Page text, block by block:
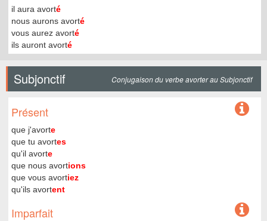
il aura avorté
nous aurons avorté
vous aurez avorté
ils auront avorté
Subjonctif Conjugaison du verbe avorter au Subjonctif
Présent
que j'avorte
que tu avortes
qu'il avorte
que nous avortions
que vous avortiez
qu'ils avortent
Imparfait